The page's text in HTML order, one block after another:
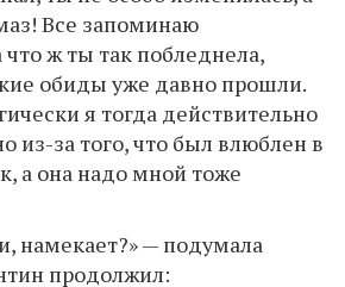
Все запоминаю
ж ты так побледнела,
обиды уже давно прошли.
я тогда действительно
из-за того, что был влюблен в
а она надо мной тоже
намекает?» — подумала
продолжил: